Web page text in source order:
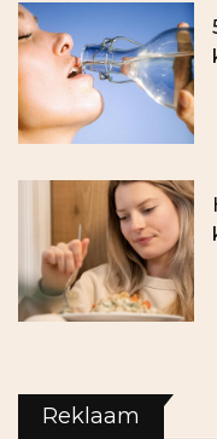
Reklaam